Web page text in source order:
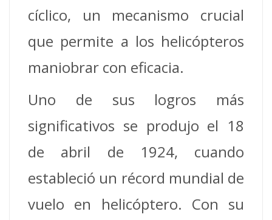
cíclico, un mecanismo crucial
que permite a los helicópteros
maniobrar con eficacia.
Uno de sus logros más
significativos se produjo el 18
de abril de 1924, cuando
estableció un récord mundial de
vuelo en helicóptero. Con su